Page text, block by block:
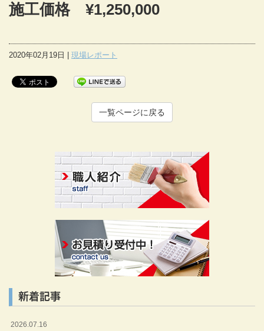
施工価格 ¥1,250,000
2020年02月19日 | 現場レポート
一覧ページに戻る
新着記事
2026.07.16